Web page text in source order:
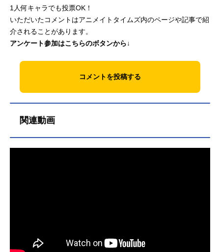
1人何キャラでも投票OK！
いただいたコメントはアニメイトタイムズ内のページや記事で紹
介されることがあります。
アンケート参加はこちらのボタンから↓
コメントを投稿する
関連動画